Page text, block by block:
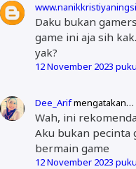
Daku bukan
game ini aja sih
yak?
12 November 2023
Dee_Arifmengatakan…
Wah, ini
Aku bukan pecinta
bermain game
12 November 2023